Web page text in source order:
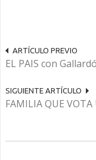
ARTÍCULO PREVIO
EL PAIS con
SIGUIENTE ARTÍCULO
FAMILIA QUE